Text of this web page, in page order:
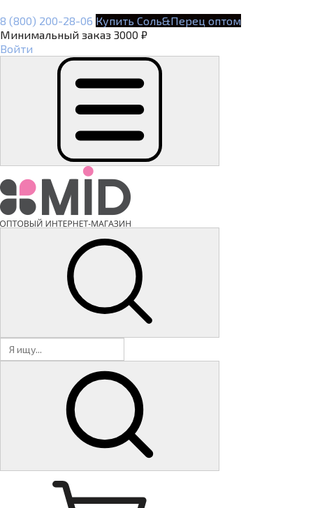
8 (800) 200-28-06 Купить Соль&Перец оптом
Минимальный заказ 3000 ₽
Войти